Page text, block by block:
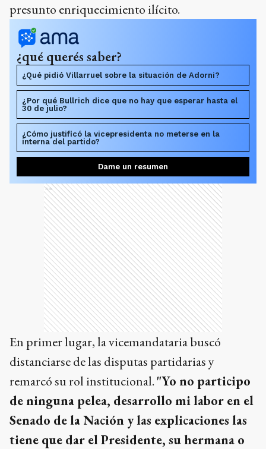
presunto enriquecimiento ilícito.
¿qué querés saber?
¿Qué pidió Villarruel sobre la situación de Adorni?
¿Por qué Bullrich dice que no hay que esperar hasta el
30 de julio?
¿Cómo justificó la vicepresidenta no meterse en la
interna del partido?
Dame un resumen
Ads
En primer lugar, la vicemandataria buscó
distanciarse de las disputas partidarias y
remarcó su rol institucional. "Yo no participo
de ninguna pelea, desarrollo mi labor en el
Senado de la Nación y las explicaciones las
tiene que dar el Presidente, su hermana o